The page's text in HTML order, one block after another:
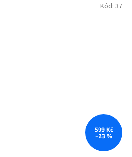
599 Kč
–23 %
Kód: 37